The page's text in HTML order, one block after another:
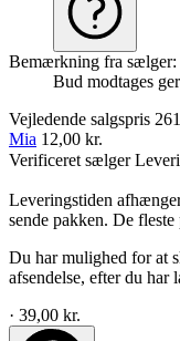
Bemærkning fra sælger:
Bud modtages
Vejledende salgspris
Mia 12,00 kr.
Verificeret sælger
Leveringstiden
sende pakken. De
Du har mulighed for at
afsendelse, efter du har
· 39,00 kr.